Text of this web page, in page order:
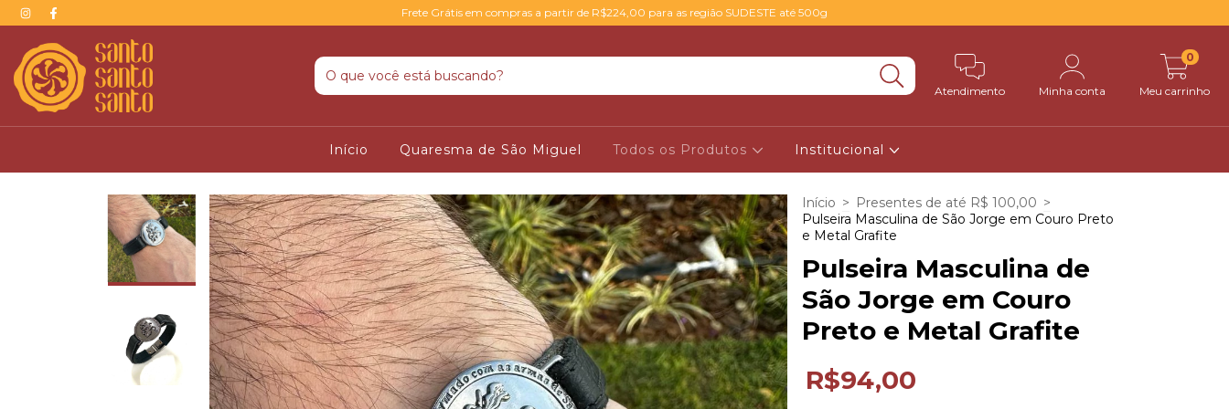
Frete Grátis em compras a partir de R$224,00 para as região SUDESTE até 500g
Atendimento Minha conta Meu carrinho
0
Início Quaresma de São Miguel Todos os Produtos Institucional
Início > Presentes de até R$ 100,00 >
Pulseira Masculina de São Jorge em Couro Preto
e Metal Grafite
Pulseira Masculina de
São Jorge em Couro
Preto e Metal Grafite
R$94,00